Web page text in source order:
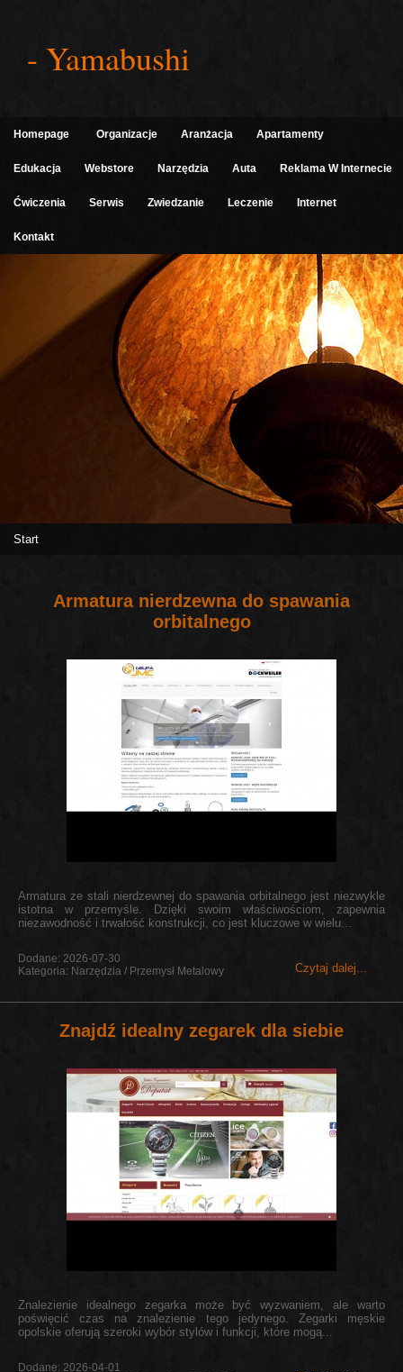
- Yamabushi
Homepage Organizacje Aranżacja Apartamenty
Edukacja Webstore Narzędzia Auta Reklama W Internecie
Ćwiczenia Serwis Zwiedzanie Leczenie Internet
Kontakt
Start
Armatura nierdzewna do spawania
orbitalnego
Armatura ze stali nierdzewnej do spawania orbitalnego jest niezwykle
istotna w przemyśle. Dzięki swoim właściwościom, zapewnia
niezawodność i trwałość konstrukcji, co jest kluczowe w wielu...
Czytaj dalej...
Dodane: 2026-07-30
Kategoria: Narzędzia / Przemysł Metalowy
Znajdź idealny zegarek dla siebie
Znalezienie idealnego zegarka może być wyzwaniem, ale warto
poświęcić czas na znalezienie tego jedynego. Zegarki męskie
opolskie oferują szeroki wybór stylów i funkcji, które mogą...
Dodane: 2026-04-01